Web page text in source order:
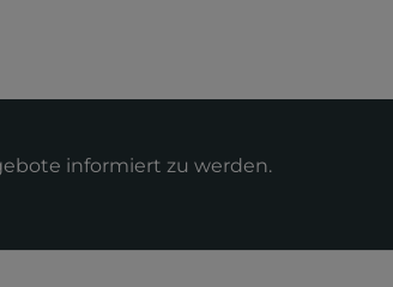
informiert zu werden.